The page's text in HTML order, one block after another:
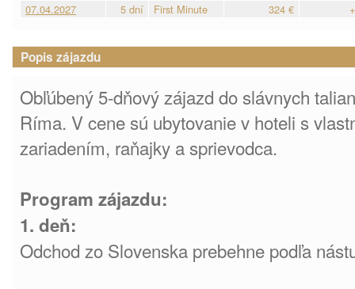
07.04.2027
5 dní First Minute 324 €
Popis zájazdu
Obľúbený 5-dňový zájazd do slávnych
Ríma. V cene sú ubytovanie v hoteli s
zariadením, raňajky a sprievodca.
Program zájazdu:
1. deň:
Odchod zo Slovenska prebehne podľa